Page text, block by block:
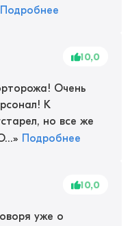
Подробнее
10,0
Очень
К
но все же
» Подробнее
10,0
уже о